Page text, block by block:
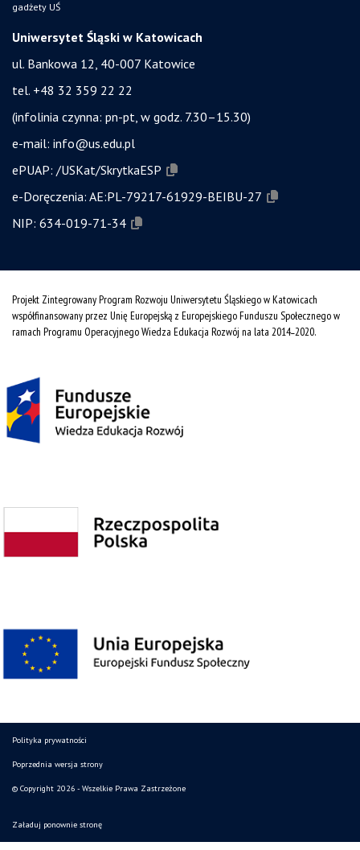
gadżety UŚ
Uniwersytet Śląski w Katowicach
ul. Bankowa 12, 40-007 Katowice
tel. +48 32 359 22 22
(infolinia czynna: pn-pt, w godz. 7.30–15.30)
e-mail: info@us.edu.pl
ePUAP: /USKat/SkrytkaESP
e-Doręczenia: AE:PL-79217-61929-BEIBU-27
NIP: 634-019-71-34
Projekt Zintegrowany Program Rozwoju Uniwersytetu Śląskiego w Katowicach
współfinansowany przez Unię Europejską z Europejskiego Funduszu Społecznego w
ramach Programu Operacyjnego Wiedza Edukacja Rozwój na lata 2014˗2020.
Polityka prywatności
Poprzednia wersja strony
© Copyright 2026 - Wszelkie Prawa Zastrzeżone
Załaduj ponownie stronę